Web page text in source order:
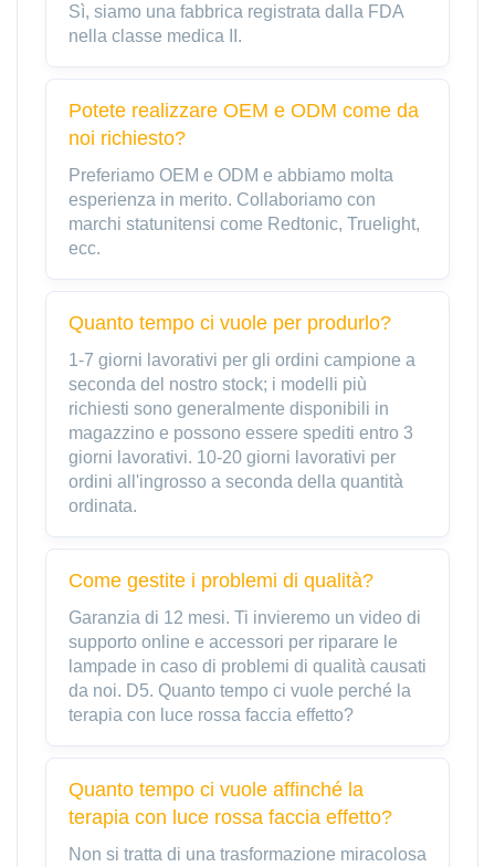
Sì, siamo una fabbrica registrata dalla FDA
nella classe medica II.
Potete realizzare OEM e ODM come da
noi richiesto?
Preferiamo OEM e ODM e abbiamo molta
esperienza in merito. Collaboriamo con
marchi statunitensi come Redtonic, Truelight,
ecc.
Quanto tempo ci vuole per produrlo?
1-7 giorni lavorativi per gli ordini campione a
seconda del nostro stock; i modelli più
richiesti sono generalmente disponibili in
magazzino e possono essere spediti entro 3
giorni lavorativi. 10-20 giorni lavorativi per
ordini all'ingrosso a seconda della quantità
ordinata.
Come gestite i problemi di qualità?
Garanzia di 12 mesi. Ti invieremo un video di
supporto online e accessori per riparare le
lampade in caso di problemi di qualità causati
da noi. D5. Quanto tempo ci vuole perché la
terapia con luce rossa faccia effetto?
Quanto tempo ci vuole affinché la
terapia con luce rossa faccia effetto?
Non si tratta di una trasformazione miracolosa